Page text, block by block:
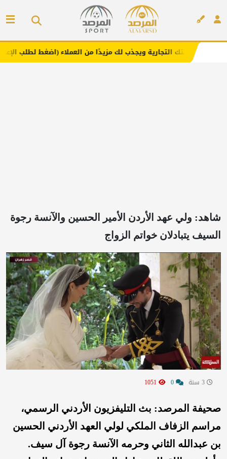
ويجذب لك مزيدًا من العملاء (اضغط لطلب الإعلان)
شاهد: ولي عهد الأردن الأمير الحسين والآنسة رجوة
السيف يتبادلان خواتم الزواج
صحيفة المرصد: بث التليفزيون الأردني الرسمي،
مراسم الزفاف الملكي لولي العهد الأردني الحسين
بن عبدالله الثاني وحرمه الآنسة رجوة آل سيف.